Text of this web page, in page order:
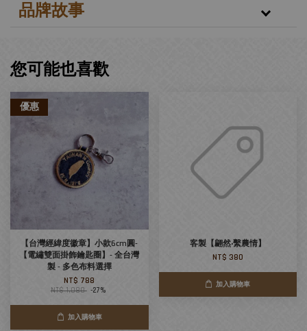
品牌故事
您可能也喜歡
優惠
【台灣經緯度徽章】小款6cm圓-
【電繡雙面掛飾鑰匙圈】- 全台灣
製 - 多色布料選擇
NT$ 788
NT$ 1,080 -27%
加入購物車
客製【翩然‧繫農情】
NT$ 380
加入購物車